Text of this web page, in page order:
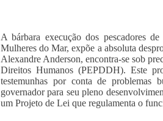
A bárbara execução dos pescadores
Mulheres do Mar, expõe a absoluta
Alexandre Anderson, encontra-se sob
Direitos Humanos (PEPDDH). Este
testemunhas por conta de
governador para seu pleno
um Projeto de Lei que regulamenta o